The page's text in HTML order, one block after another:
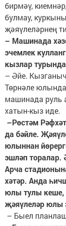
бирмәү,
булмау,
җәяүлеләрнең
– Машинада
эчемлек
кызлар
– Әйе.
Төрнәле юлында
машинада руль
хатын-кыз иде.
–Рөстәм
да бәйле.
юлыннан
эшләп торалар.
Арча
хәтәр. Анда
юлы тулы кеше,
җәяүлеләр
– Быел